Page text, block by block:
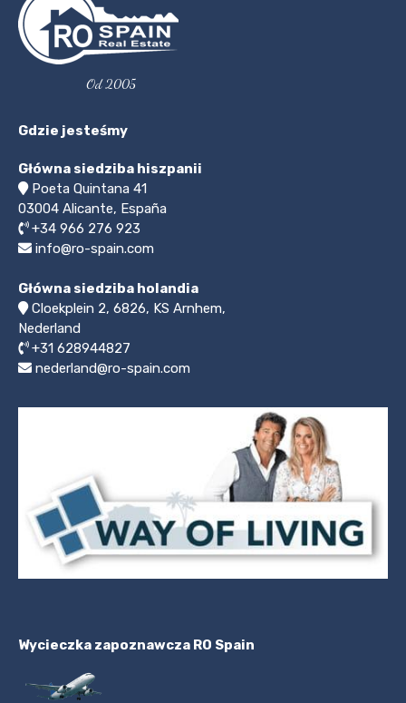
Od 2005
Gdzie jesteśmy
Główna siedziba hiszpanii
Poeta Quintana 41
03004 Alicante, España
+34 966 276 923
info@ro-spain.com
Główna siedziba holandia
Cloekplein 2, 6826, KS Arnhem,
Nederland
+31 628944827
nederland@ro-spain.com
Wycieczka zapoznawcza RO Spain